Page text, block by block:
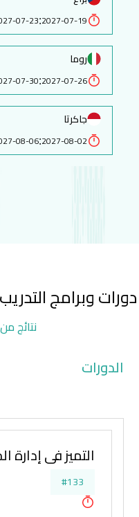
2027-07-19
:
07-23
روما
2027-07-26
:
07-30
جاكرتا
2027-08-02
:
08-06
دورات وبرامج
نتائج
الدورات
التميز في إدارة
#133